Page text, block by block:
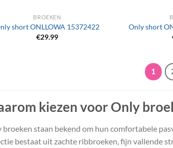
BROEKEN
short ONLLOWA 15372422
€29.99
Only short
1
kiezen voor Only
broeken staan bekend om hun comfortabele
bestaat uit zachte ribbroeken, fijn vallende